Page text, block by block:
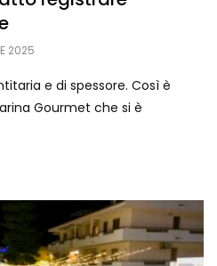
2025
e di spessore. Così è
Gourmet che si è